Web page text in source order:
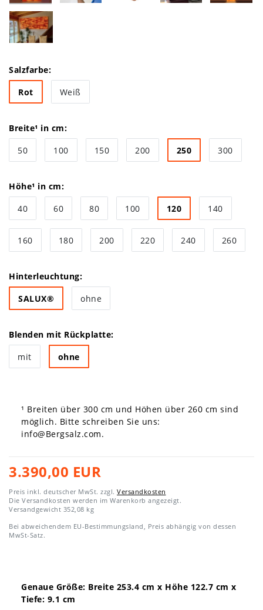
Salzfarbe:
Rot
Weiß
Breite¹ in cm:
50
100 150 200 250 300
Höhe¹ in cm:
40
60 80 100 120 140
160 180 200 220 240 260
Hinterleuchtung:
SALUX®
ohne
Blenden mit Rückplatte:
mit
ohne
¹ Breiten über 300 cm und Höhen über 260 cm sind
möglich. Bitte schreiben Sie uns:
info@Bergsalz.com.
3.390,00 EUR
Preis inkl. deutscher MwSt. zzgl. Versandkosten
Die Versandkosten werden im Warenkorb angezeigt.
Versandgewicht 352,08 kg
Bei abweichendem EU-Bestimmungsland, Preis abhängig von dessen
MwSt-Satz.
Genaue Größe: Breite 253.4 cm x Höhe 122.7 cm x
Tiefe: 9.1 cm